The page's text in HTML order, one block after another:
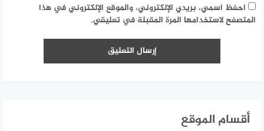
احفظ اسمي، بريدي الإلكتروني، والموقع الإلكتروني في هذا
المتصفح لاستخدامها المرة المقبلة في تعليقي.
أقسام الموقع